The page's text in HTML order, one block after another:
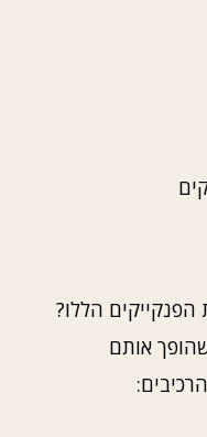
הפנקייקים הללו?
אותם